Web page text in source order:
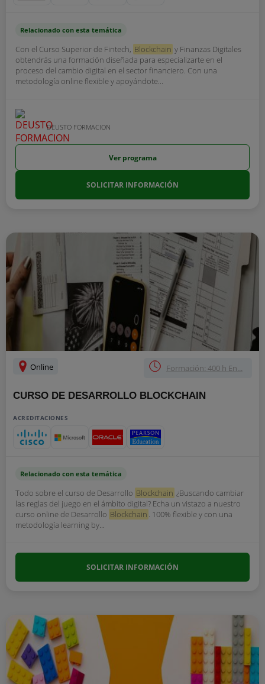
Relacionado con esta temática
Con el Curso Superior de Fintech, Blockchain y Finanzas Digitales
obtendrás una formación diseñada para especializarte en el
proceso del cambio digital en el sector financiero. Con una
metodología online flexible y apoyándote...
DEUSTO FORMACION
Ver programa
SOLICITAR INFORMACIÓN
Online Formación: 400 h En...
CURSO DE DESARROLLO BLOCKCHAIN
ACREDITACIONES
Relacionado con esta temática
Todo sobre el curso de Desarrollo Blockchain ¿Buscando cambiar
las reglas del juego en el ámbito digital? Echa un vistazo a nuestro
curso online de Desarrollo Blockchain . 100% flexible y con una
metodología learning by...
SOLICITAR INFORMACIÓN